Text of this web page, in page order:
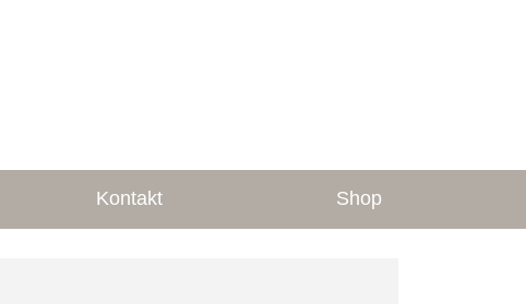
Kontakt Shop